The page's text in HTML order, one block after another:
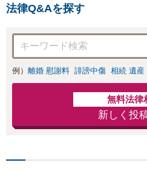
気軽にご相
法律Q&Aを探す
例） 離婚 慰謝料 誹謗中傷 相続 遺産
無料法律
新しく投